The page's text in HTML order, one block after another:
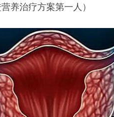
养治疗方案第一人）